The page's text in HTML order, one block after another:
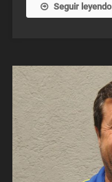
Seguir leyendo